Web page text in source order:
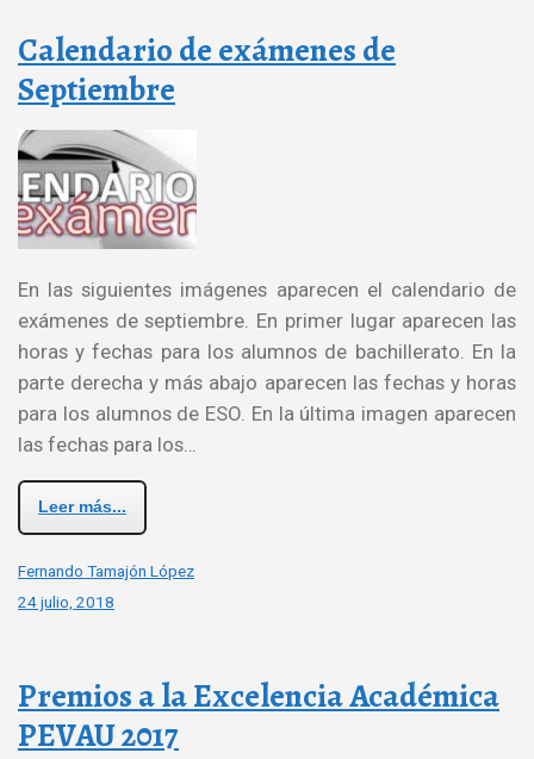
Calendario de exámenes de
Septiembre
En las siguientes imágenes aparecen el calendario de
exámenes de septiembre. En primer lugar aparecen las
horas y fechas para los alumnos de bachillerato. En la
parte derecha y más abajo aparecen las fechas y horas
para los alumnos de ESO. En la última imagen aparecen
las fechas para los…
Leer más...
Fernando Tamajón López
24 julio, 2018
Premios a la Excelencia Académica
PEVAU 2017